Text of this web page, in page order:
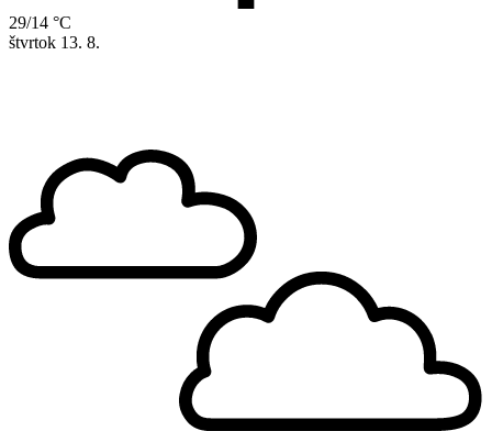
29/14 °C
štvrtok 13. 8.